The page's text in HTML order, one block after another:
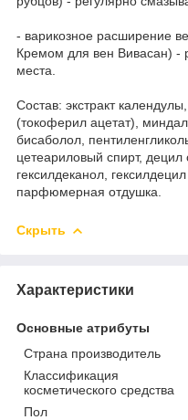
- варикозное расширение
Кремом для вен Вивасан) -
места.
Состав: экстракт
(токоферил ацетат),
бисаболол,
цетеариловый спирт,
гексилдеканол,
парфюмерная отдушка.
Скрыть
Характеристики
Основные атрибуты
Страна производитель
Классификация
косметического средства
Пол